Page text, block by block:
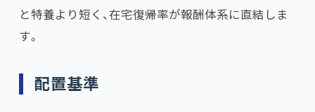
と特養より短く、在宅復帰率が報酬体系に直結しま
す。
配置基準